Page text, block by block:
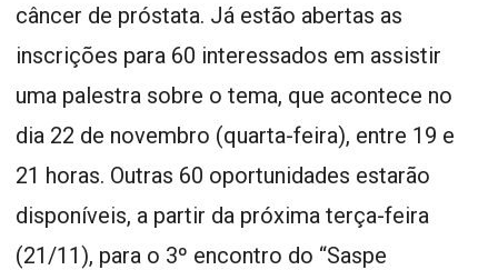
câncer de próstata. Já estão abertas as
inscrições para 60 interessados em assistir
uma palestra sobre o tema, que acontece no
dia 22 de novembro (quarta-feira), entre 19 e
21 horas. Outras 60 oportunidades estarão
disponíveis, a partir da próxima terça-feira
(21/11), para o 3º encontro do “Saspe